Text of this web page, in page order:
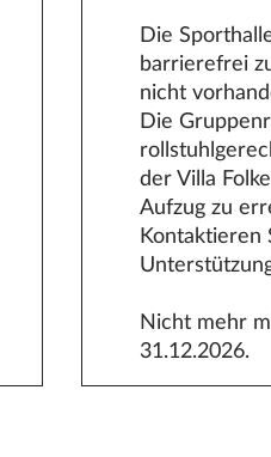
Die
barrierefrei
nicht
Die
der Villa
Aufzug zu
Kontaktieren
Nicht mehr
31.12.2026.